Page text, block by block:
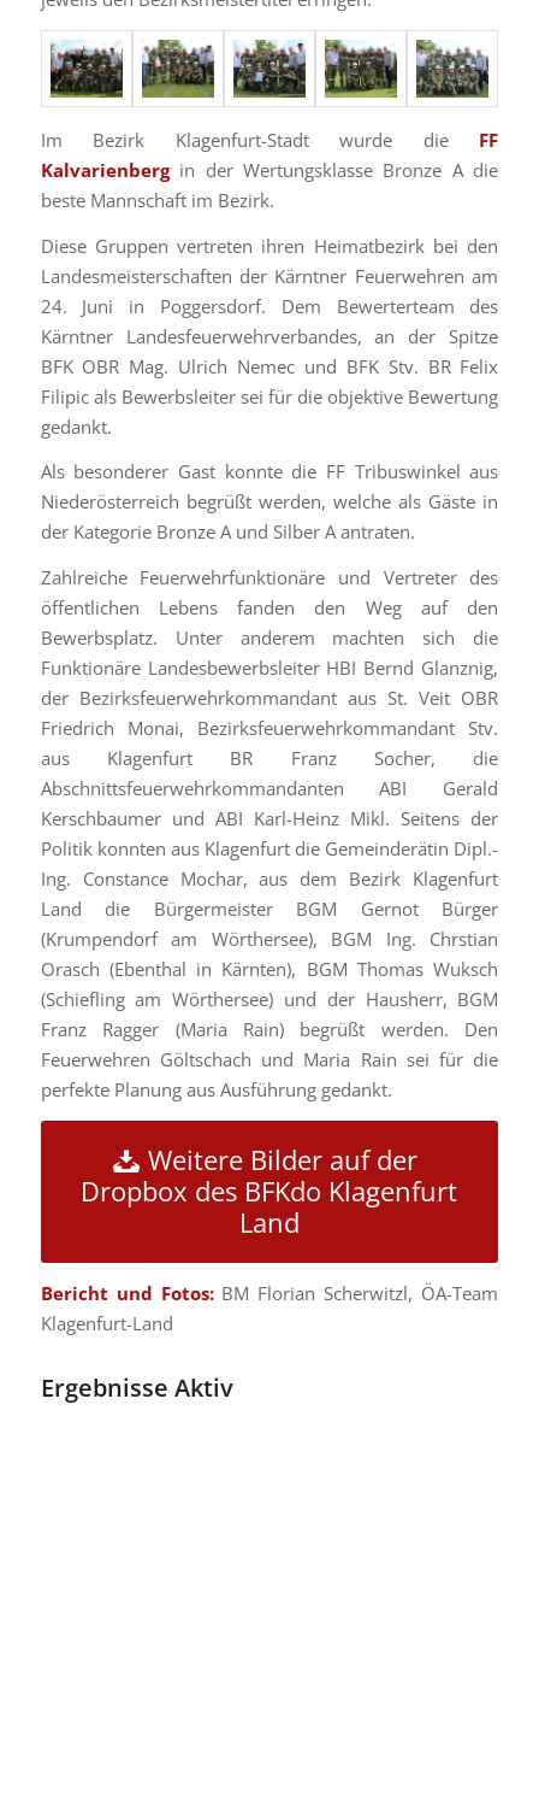
Im Bezirk Klagenfurt-Stadt wurde die FF
Kalvarienbergin der Wertungsklasse Bronze A die
beste Mannschaft im Bezirk.
Diese Gruppen vertreten ihren Heimatbezirk bei den
Landesmeisterschaften der Kärntner Feuerwehren am
24. Juni in Poggersdorf. Dem Bewerterteam des
Kärntner Landesfeuerwehrverbandes, an der Spitze
BFK OBR Mag. Ulrich Nemec und BFK Stv. BR Felix
Filipic als Bewerbsleiter sei für die objektive Bewertung
gedankt.
Als besonderer Gast konnte die FF Tribuswinkel aus
Niederösterreich begrüßt werden, welche als Gäste in
der Kategorie Bronze A und Silber A antraten.
Zahlreiche Feuerwehrfunktionäre und Vertreter des
öffentlichen Lebens fanden den Weg auf den
Bewerbsplatz. Unter anderem machten sich die
Funktionäre Landesbewerbsleiter HBI Bernd Glanznig,
der Bezirksfeuerwehrkommandant aus St. Veit OBR
Friedrich Monai, Bezirksfeuerwehrkommandant Stv.
aus Klagenfurt BR Franz Socher, die
Abschnittsfeuerwehrkommandanten ABI Gerald
Kerschbaumer und ABI Karl-Heinz Mikl. Seitens der
Politik konnten aus Klagenfurt die Gemeinderätin Dipl.-
Ing. Constance Mochar, aus dem Bezirk Klagenfurt
Land die Bürgermeister BGM Gernot Bürger
(Krumpendorf am Wörthersee), BGM Ing. Chrstian
Orasch (Ebenthal in Kärnten), BGM Thomas Wuksch
(Schiefling am Wörthersee) und der Hausherr, BGM
Franz Ragger (Maria Rain) begrüßt werden. Den
Feuerwehren Göltschach und Maria Rain sei für die
perfekte Planung aus Ausführung gedankt.
Weitere Bilder auf der
Dropbox des BFKdo Klagenfurt
Land
Bericht und Fotos:BM Florian Scherwitzl, ÖA-Team
Klagenfurt-Land
Ergebnisse Aktiv